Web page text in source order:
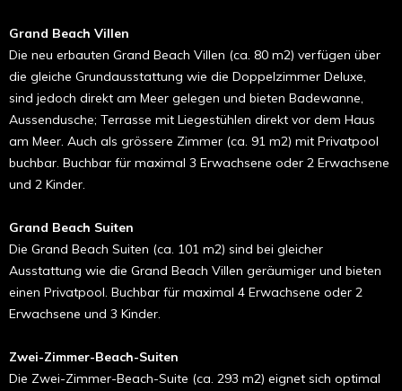
Grand Beach Villen
Die neu erbauten Grand Beach Villen (ca. 80 m2) verfügen über
die gleiche Grundausstattung wie die Doppelzimmer Deluxe,
sind jedoch direkt am Meer gelegen und bieten Badewanne,
Aussendusche; Terrasse mit Liegestühlen direkt vor dem Haus
am Meer. Auch als grössere Zimmer (ca. 91 m2) mit Privatpool
buchbar. Buchbar für maximal 3 Erwachsene oder 2 Erwachsene
und 2 Kinder.
Grand Beach Suiten
Die Grand Beach Suiten (ca. 101 m2) sind bei gleicher
Ausstattung wie die Grand Beach Villen geräumiger und bieten
einen Privatpool. Buchbar für maximal 4 Erwachsene oder 2
Erwachsene und 3 Kinder.
Zwei-Zimmer-Beach-Suiten
Die Zwei-Zimmer-Beach-Suite (ca. 293 m2) eignet sich optimal